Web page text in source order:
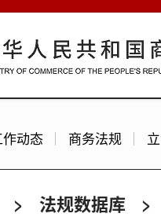
动态 商务法规
> 法规数据库 >